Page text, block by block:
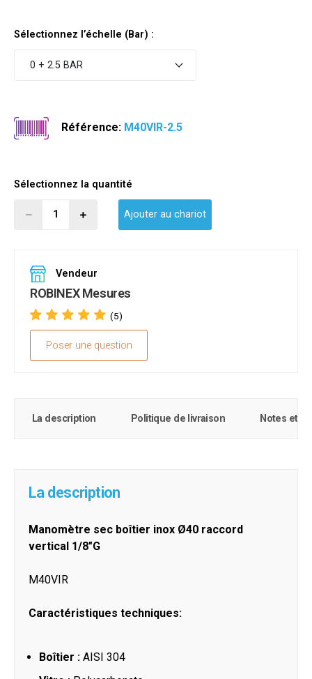
Sélectionnez l’échelle (Bar) :
0 + 2.5 BAR
Référence: M40VIR-2.5
Sélectionnez la quantité
Ajouter au chariot
Vendeur
ROBINEX Mesures
(5)
Poser une question
La description Politique de livraison Notes et
La description
Manomètre sec boîtier inox Ø40 raccord
vertical 1/8"G
M40VIR
Caractéristiques techniques:
Boîtier : AISI 304